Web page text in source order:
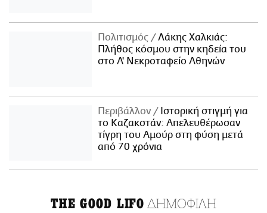
Πολιτισμός
Λάκης Χαλκιάς:
Πλήθος κόσμου στην κηδεία του
στο Α' Νεκροταφείο Αθηνών
Περιβάλλον
Ιστορική στιγμή για
το Καζακστάν: Απελευθέρωσαν
τίγρη του Αμούρ στη φύση μετά
από 70 χρόνια
THE GOOD LIFO ΔΗΜΟΦΙΛΗ